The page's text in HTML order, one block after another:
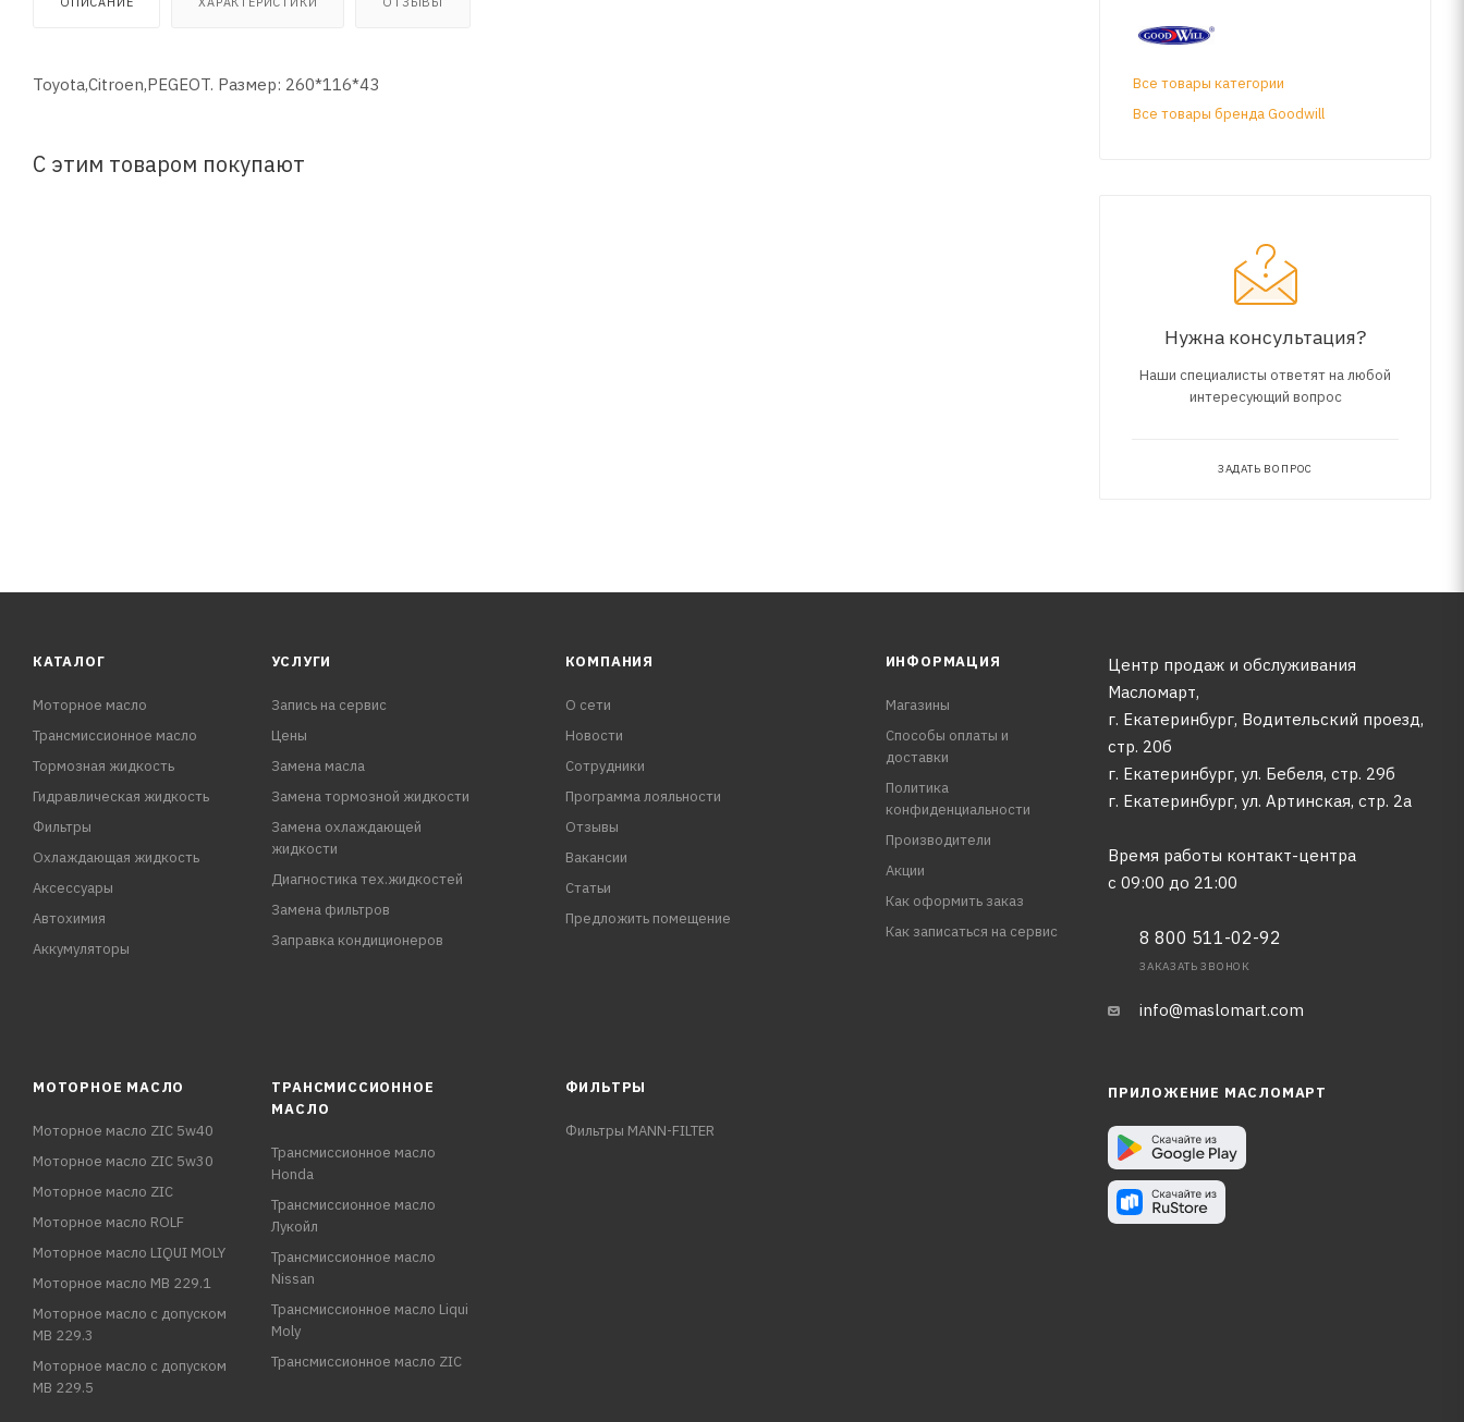
Toyota,Citroen,PEGEOT. Размер: 260*116*43
С этим товаром покупают
Все товары категории
Все товары бренда Goodwill
Нужна консультация?
Наши специалисты ответят на любой
интересующий вопрос
ЗАДАТЬ ВОПРОС
КАТАЛОГ
Моторное масло
Трансмиссионное масло
Тормозная жидкость
Гидравлическая жидкость
Фильтры
Охлаждающая жидкость
Аксессуары
Автохимия
Аккумуляторы
УСЛУГИ
Запись на сервис
Цены
Замена масла
Замена тормозной жидкости
Замена охлаждающей
жидкости
Диагностика тех.жидкостей
Замена фильтров
Заправка кондиционеров
КОМПАНИЯ
О сети
Новости
Сотрудники
Программа лояльности
Отзывы
Вакансии
Статьи
Предложить помещение
ИНФОРМАЦИЯ
Магазины
Способы оплаты и
доставки
Политика
конфиденциальности
Производители
Акции
Как оформить заказ
Как записаться на сервис
Центр продаж и обслуживания
Масломарт,
г. Екатеринбург, Водительский проезд,
стр. 20б
г. Екатеринбург, ул. Бебеля, стр. 29б
г. Екатеринбург, ул. Артинская, стр. 2а
Время работы контакт-центра
с 09:00 до 21:00
8 800 511-02-92
ЗАКАЗАТЬ ЗВОНОК
info@maslomart.com
МОТОРНОЕ МАСЛО
Моторное масло ZIC 5w40
Моторное масло ZIC 5w30
Моторное масло ZIC
Моторное масло ROLF
Моторное масло LIQUI MOLY
Моторное масло MB 229.1
Моторное масло с допуском
MB 229.3
Моторное масло с допуском
MB 229.5
ТРАНСМИССИОННОЕ
МАСЛО
Трансмиссионное масло
Honda
Трансмиссионное масло
Лукойл
Трансмиссионное масло
Nissan
Трансмиссионное масло Liqui
Moly
Трансмиссионное масло ZIC
ФИЛЬТРЫ
Фильтры MANN-FILTER
ПРИЛОЖЕНИЕ МАСЛОМАРТ